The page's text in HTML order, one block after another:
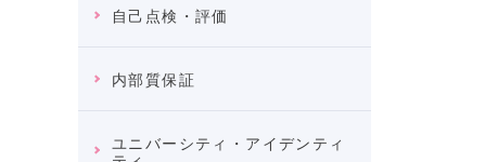
自己点検・評価
内部質保証
ユニバーシティ・アイデンティ